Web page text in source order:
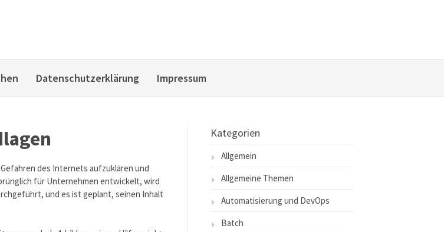
Datenschutzerklärung Impressum
des Internets aufzuklären und
für Unternehmen entwickelt, wird
und es ist geplant, seinen Inhalt
Kategorien
Allgemein
Allgemeine Themen
Automatisierung und DevOps
Batch